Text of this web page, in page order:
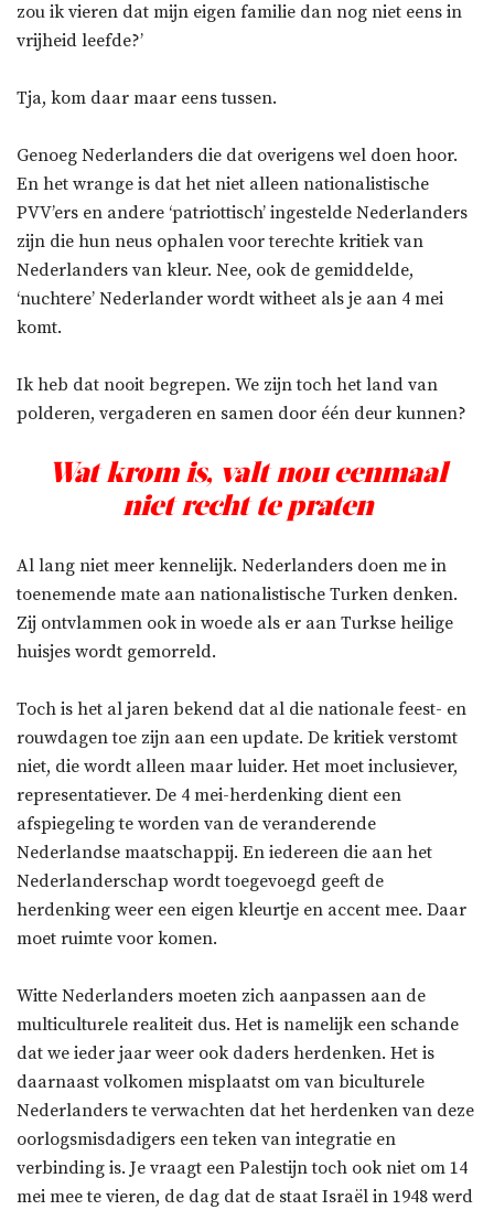
zou ik vieren dat mijn eigen familie dan nog niet eens in
vrijheid leefde?’
Tja, kom daar maar eens tussen.
Genoeg Nederlanders die dat overigens wel doen hoor.
En het wrange is dat het niet alleen nationalistische
PVV’ers en andere ‘patriottisch’ ingestelde Nederlanders
zijn die hun neus ophalen voor terechte kritiek van
Nederlanders van kleur. Nee, ook de gemiddelde,
‘nuchtere’ Nederlander wordt witheet als je aan 4 mei
komt.
Ik heb dat nooit begrepen. We zijn toch het land van
polderen, vergaderen en samen door één deur kunnen?
Wat krom is, valt nou eenmaal
niet recht te praten
Al lang niet meer kennelijk. Nederlanders doen me in
toenemende mate aan nationalistische Turken denken.
Zij ontvlammen ook in woede als er aan Turkse heilige
huisjes wordt gemorreld.
Toch is het al jaren bekend dat al die nationale feest- en
rouwdagen toe zijn aan een update. De kritiek verstomt
niet, die wordt alleen maar luider. Het moet inclusiever,
representatiever. De 4 mei-herdenking dient een
afspiegeling te worden van de veranderende
Nederlandse maatschappij. En iedereen die aan het
Nederlanderschap wordt toegevoegd geeft de
herdenking weer een eigen kleurtje en accent mee. Daar
moet ruimte voor komen.
Witte Nederlanders moeten zich aanpassen aan de
multiculturele realiteit dus. Het is namelijk een schande
dat we ieder jaar weer ook daders herdenken. Het is
daarnaast volkomen misplaatst om van biculturele
Nederlanders te verwachten dat het herdenken van deze
oorlogsmisdadigers een teken van integratie en
verbinding is. Je vraagt een Palestijn toch ook niet om 14
mei mee te vieren, de dag dat de staat Israël in 1948 werd